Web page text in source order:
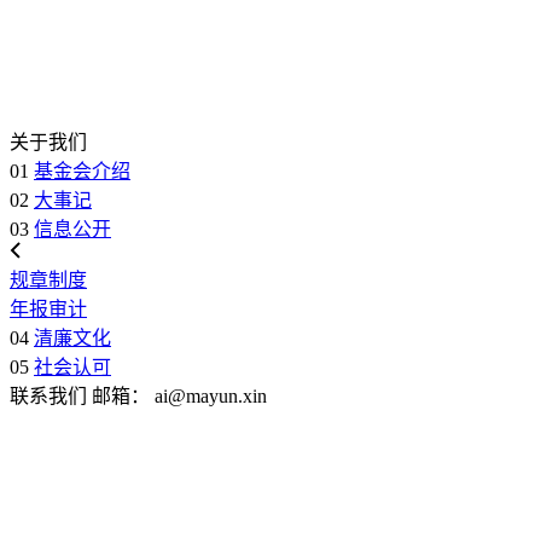
关于我们
01 基金会介绍
02 大事记
03 信息公开
规章制度
年报审计
04 清廉文化
05 社会认可
联系我们
邮箱： ai@mayun.xin